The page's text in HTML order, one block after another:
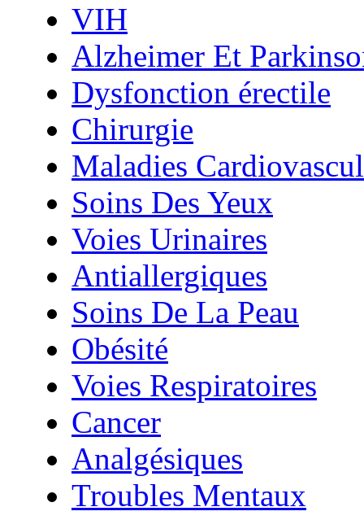
VIH
Alzheimer Et
Dysfonction érectile
Chirurgie
Maladies
Soins Des Yeux
Voies Urinaires
Antiallergiques
Soins De La Peau
Obésité
Voies Respiratoires
Cancer
Analgésiques
Troubles Mentaux